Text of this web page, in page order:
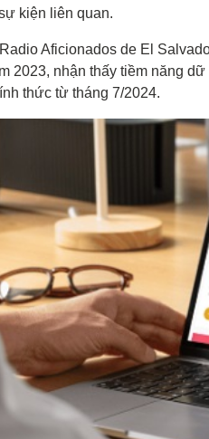
kiện liên quan.
Aficionados de El
2023, nhận thấy tiềm năng
thức từ tháng 7/2024.